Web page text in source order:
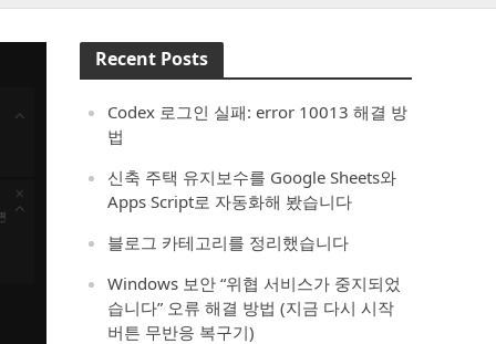
Recent Posts
Codex 로그인 실패: error 10013 해결 방
법
신축 주택 유지보수를 Google Sheets와
Apps Script로 자동화해 봤습니다
블로그 카테고리를 정리했습니다
Windows 보안 “위협 서비스가 중지되었
습니다” 오류 해결 방법 (지금 다시 시작
버튼 무반응 복구기)